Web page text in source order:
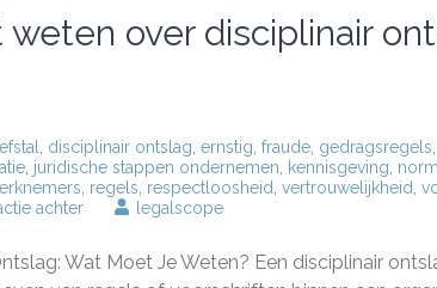
over disciplinair
disciplinair ontslag ernstig fraude gedragsregels
juridische stappen ondernemen kennisgeving
regels respectloosheid vertrouwelijkheid
achterop
je
legalscope
Wat Moet Je Weten? Een disciplinair